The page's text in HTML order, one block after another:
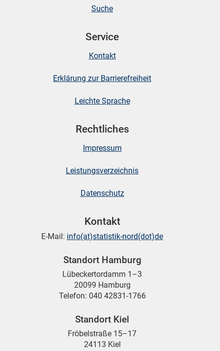
Suche
Service
Kontakt
Erklärung zur Barrierefreiheit
Leichte Sprache
Rechtliches
Impressum
Leistungsverzeichnis
Datenschutz
Kontakt
E-Mail: info(at)statistik-nord(dot)de
Standort Hamburg
Lübeckertordamm 1–3
20099 Hamburg
Telefon: 040 42831-1766
Standort Kiel
Fröbelstraße 15–17
24113 Kiel